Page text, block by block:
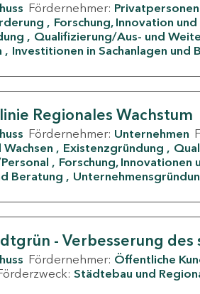
Fördernehmer: Privatpersonen
Forschung, Innovation
Qualifizierung/Aus- und
Investitionen in Sachanlagen und
Regionales Wachstum
Fördernehmer: Unternehmen
Existenzgründung
Forschung, Innovationen
Beratung
- Verbesserung des
Fördernehmer: Öffentliche
Städtebau und